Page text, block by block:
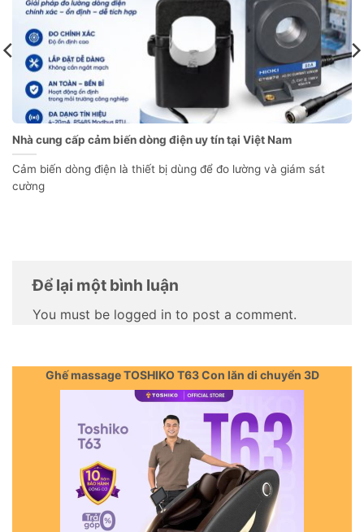
Nhà cung cấp cảm biến dòng điện uy tín tại Việt Nam
Cảm biến dòng điện là thiết bị dùng để đo lường và giám sát
cường
Để lại một bình luận
You must be logged in to post a comment.
Ghế massage TOSHIKO T63 Con lăn di chuyển 3D